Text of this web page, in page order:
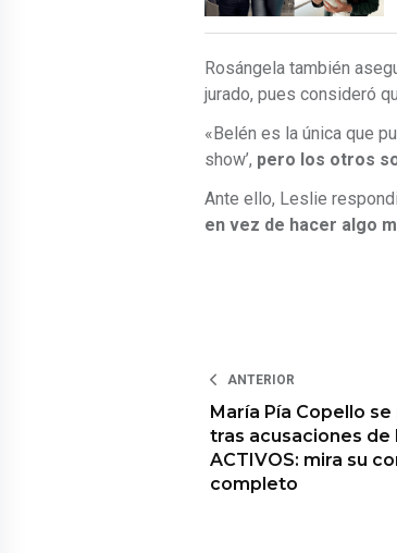
Rosángela también
jurado, pues consideró
«Belén es la única que
show’, pero los otros
Ante ello, Leslie
en vez de hacer algo
ANTERIOR
María Pía Copello
tras acusaciones de
ACTIVOS: mira su
completo